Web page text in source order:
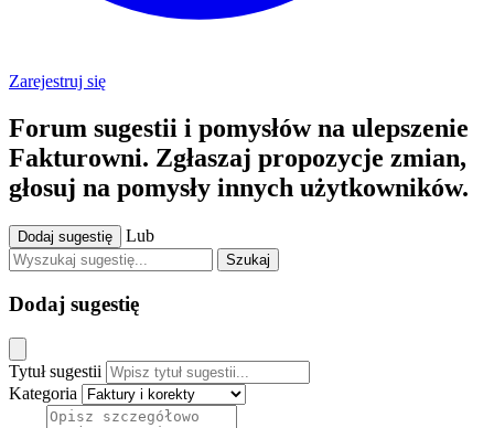
Zarejestruj się
Forum sugestii i pomysłów na ulepszenie
Fakturowni. Zgłaszaj propozycje zmian,
głosuj na pomysły innych użytkowników.
Dodaj sugestię Lub
Szukaj
Dodaj sugestię
Tytuł sugestii
Kategoria